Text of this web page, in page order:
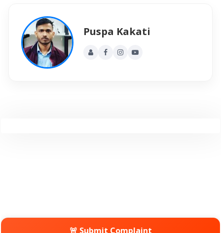
Puspa Kakati
🚨 Submit Complaint